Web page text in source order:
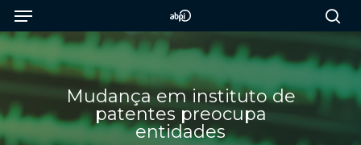
Skip
main
content
Menu
Mudança em instituto de
patentes preocupa
entidades